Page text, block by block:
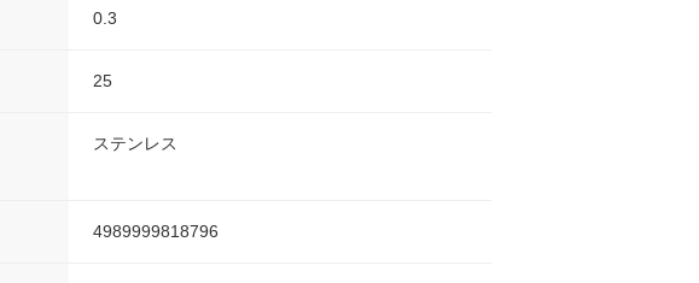
0.3
25
ステンレス
4989999818796